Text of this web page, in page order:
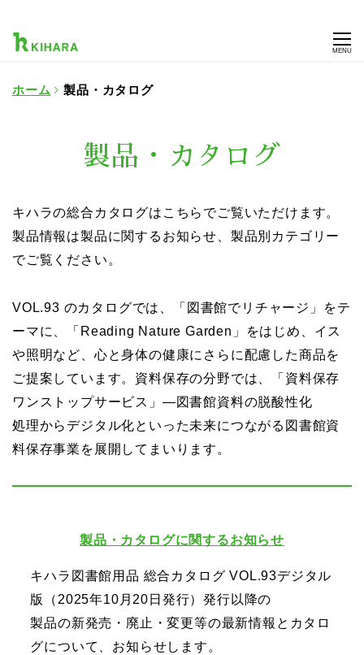
MENU
ホーム 製品・カタログ
製品・カタログ
キハラの総合カタログはこちらでご覧いただけます。
製品情報は製品に関するお知らせ、製品別カテゴリー
でご覧ください。
VOL.93 のカタログでは、「図書館でリチャージ」をテ
ーマに、「Reading Nature Garden」をはじめ、イス
や照明など、心と身体の健康にさらに配慮した商品を
ご提案しています。資料保存の分野では、「資料保存
ワンストップサービス」―図書館資料の脱酸性化
処理からデジタル化といった未来につながる図書館資
料保存事業を展開してまいります。
製品・カタログに関するお知らせ
キハラ図書館用品 総合カタログ VOL.93デジタル
版（2025年10月20日発行）発行以降の
製品の新発売・廃止・変更等の最新情報とカタロ
グについて、お知らせします。